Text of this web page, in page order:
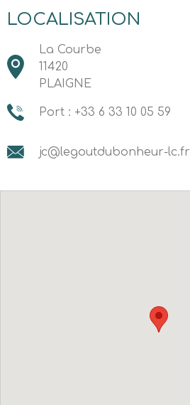
LOCALISATION
La Courbe
11420
PLAIGNE
Port : +33 6 33 10 05 59
jc@legoutdubonheur-lc.fr